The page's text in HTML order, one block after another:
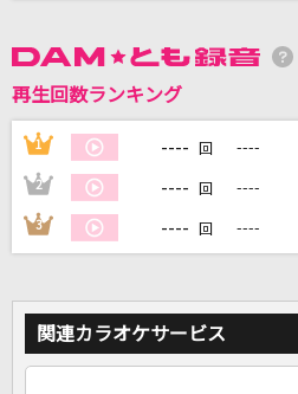
再生回数ランキング
1 ---- 回 ----
2 ---- 回 ----
3 ---- 回 ----
関連カラオケサービス